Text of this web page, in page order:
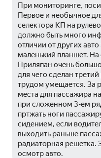
При мониторинге,
Первое и необычное
селектора КП на
должно быть много
отличии от других
маленький планшет.
Приляпан очень
для чего сделан
трудом умещается. За
места для пассажира
при сложенном 3-ем
пртжать ноги
сидением, если
выходить раньше
радиаторная решетка.
осмотр авто.